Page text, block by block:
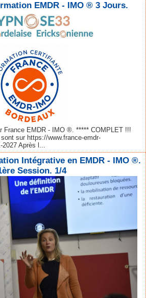
EMDR - IMO ® 3 Jours.
France EMDR - IMO ®. ***** COMPLET !!!
sur https://www.france-emdr-
Après l...
Intégrative en EMDR - IMO ®.
Session. 1/4